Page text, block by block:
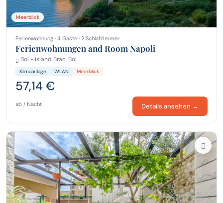
Meerblick
Ferienwohnung · 4 Gäste · 2 Schlafzimmer
Ferienwohnungen and Room Napoli
Bol - island Brac, Bol
Klimaanlage WLAN Meerblick
57,14 €
ab / Nacht Details ansehen →